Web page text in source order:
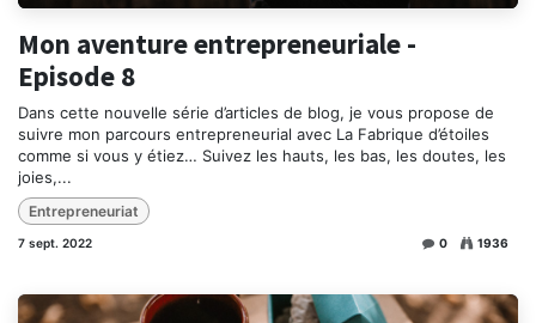
Mon aventure entrepreneuriale -
Episode 8
Dans cette nouvelle série d’articles de blog, je vous propose de
suivre mon parcours entrepreneurial avec La Fabrique d’étoiles
comme si vous y étiez… Suivez les hauts, les bas, les doutes, les
joies,...
Entrepreneuriat
7 sept. 2022 0 1936